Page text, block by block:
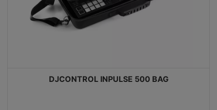
DJCONTROL INPULSE 500 BAG